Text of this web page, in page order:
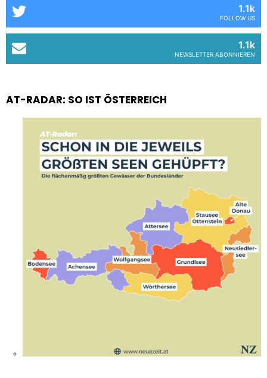
1.1k
FOLLOW US
1.1k
NEWSLETTER ABONNIEREN
AT-RADAR: SO IST ÖSTERREICH